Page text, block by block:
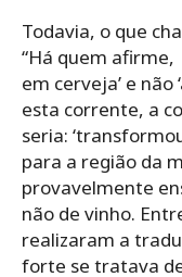
Todavia, o que
“Há quem afirme,
em cerveja’ e não
esta corrente, a
seria:
para a região da
provavelmente
não de vinho.
realizaram a
forte se tratava